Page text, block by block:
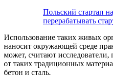
Польский стартап
перерабатывать
Использование таких живых
наносит окружающей среде
может, считают исследователи,
от таких традиционных
бетон и сталь.